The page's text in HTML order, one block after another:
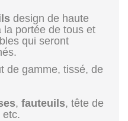
design de haute
la portée de tous et
qui seront
de gamme, tissé, de
, fauteuils, tête de
etc.